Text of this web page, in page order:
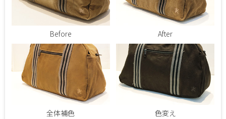
Before After
全体補色 色変え